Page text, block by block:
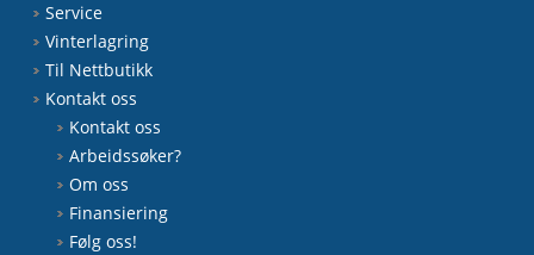
Service
Vinterlagring
Til Nettbutikk
Kontakt oss
Kontakt oss
Arbeidssøker?
Om oss
Finansiering
Følg oss!